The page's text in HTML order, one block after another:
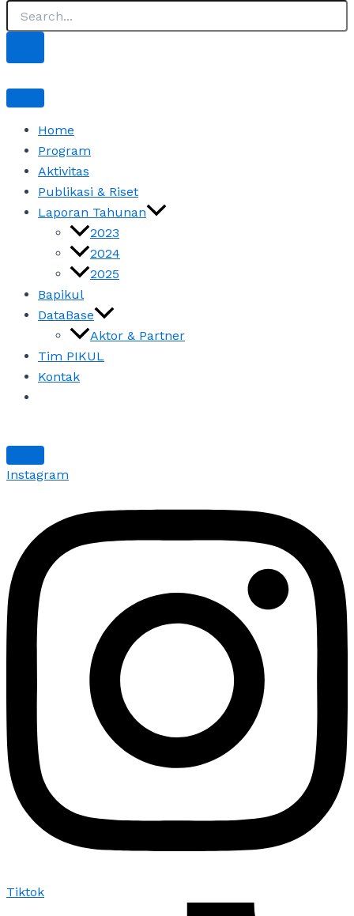
Home
Program
Aktivitas
Publikasi & Riset
Laporan Tahunan
2023
2024
2025
Bapikul
DataBase
Aktor & Partner
Tim PIKUL
Kontak
Instagram
Tiktok